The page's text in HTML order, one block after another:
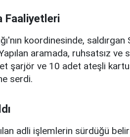
Faaliyetleri
koordinesinde, saldırgan
aramada, ruhsatsız
şarjör ve 10 adet ateşli
serdi.
adli işlemlerin sürdüğü